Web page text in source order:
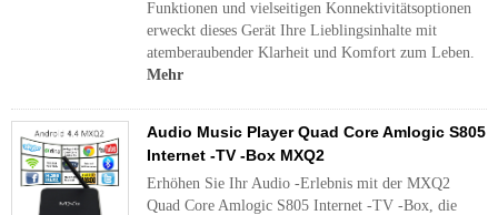
Funktionen und vielseitigen Konnektivitätsoptionen
erweckt dieses Gerät Ihre Lieblingsinhalte mit
atemberaubender Klarheit und Komfort zum Leben.
Mehr
Audio Music Player Quad Core Amlogic S805
Internet -TV -Box MXQ2
Erhöhen Sie Ihr Audio -Erlebnis mit der MXQ2
Quad Core Amlogic S805 Internet -TV -Box, die